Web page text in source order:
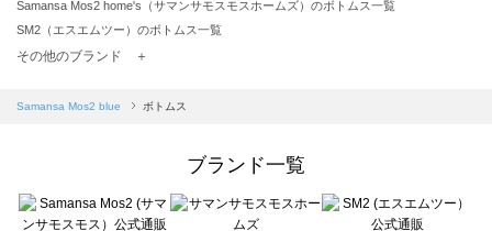
Samansa Mos2 home's（サマンサモスモスホームズ）のボトムス一覧
SM2（エスエムツー）のボトムス一覧
TSUHARU by Samansa Mos2（ツハルバイサマンサモスモス）のボトムス一覧
Samansa Mos2 blue（サマンサモスモス ブルー）のボトムス一覧
sō4ū（ソウフォーユー）のボトムス一覧
Te chichi（テチチ）のボトムス一覧
Te chichi CLASSIC（テチチ クラシック）のボトムス一覧
その他のブランド ＋
Samansa Mos2 blue ボトムス
ブランド一覧